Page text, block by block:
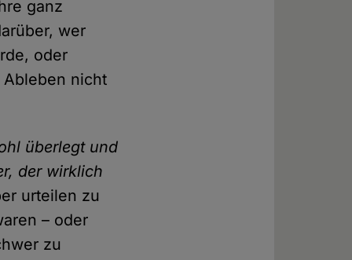
ganz
wer
oder
nicht
überlegt und
der wirklich
urteilen zu
– oder
zu